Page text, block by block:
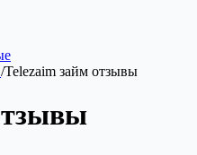
/Telezaim займ отзывы